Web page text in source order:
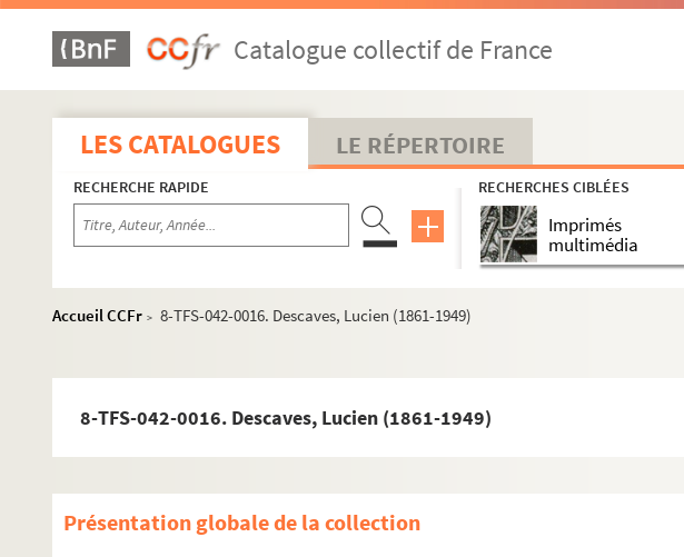
Catalogue collectif de France
LES CATALOGUES LE RÉPERTOIRE
RECHERCHE RAPIDE RECHERCHES CIBLÉES
Imprimés
multimédia
Accueil CCFr > 8-TFS-042-0016. Descaves, Lucien (1861-1949)
8-TFS-042-0016. Descaves, Lucien (1861-1949)
Présentation globale de la collection
Correspondance
Lettres envoyées par Yvette Guilbert
8-TFS-042-0001. Aïtoff, Irène (1904-2006)
8-TFS-042-0002. Alexandre, Arsène (1859-1937)
8-TFS-042-0003. Artus, Louis (1870-1960)
8-TFS-042-0044. Bac, Ferdinand (1859-1952)
8-TFS-042-0004. Bernard, Raymond (1891-1977)
4-TFS-042-019. Bond